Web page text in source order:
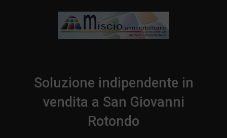
Soluzione indipendente in
vendita a San Giovanni
Rotondo